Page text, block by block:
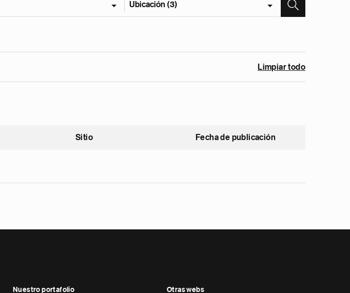
Ubicación (3)
Limpiar todo
Sitio Fecha de publicación
Nuestro portafolio Otras webs